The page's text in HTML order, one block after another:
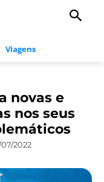
Viagens
novas e
nos seus
2022